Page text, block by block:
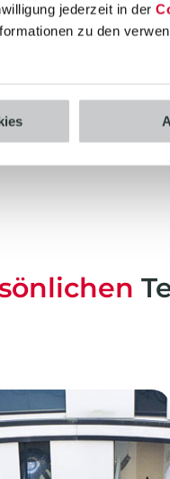
jederzeit in der
zu den
vereinbaren